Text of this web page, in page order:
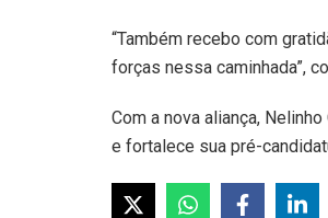
“Também recebo com
forças nessa caminhada”,
Com a nova aliança,
e fortalece sua pré-